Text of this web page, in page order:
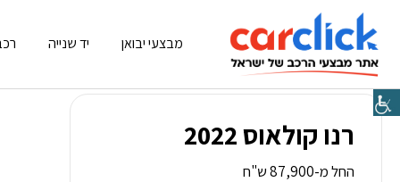
מבצעי יבואן יד שנייה
רנו קולאוס 2022
החל מ-87,900 ש"ח